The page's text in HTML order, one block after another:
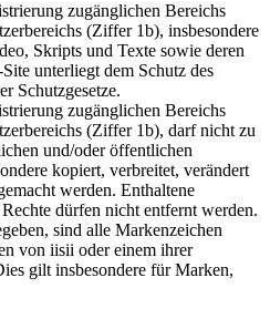
zugänglichen Bereichs
(Ziffer 1b), insbesondere
Skripts und Texte sowie deren
unterliegt dem Schutz des
Schutzgesetze.
zugänglichen Bereichs
(Ziffer 1b), darf nicht zu
und/oder öffentlichen
kopiert, verbreitet, verändert
werden. Enthaltene
dürfen nicht entfernt werden.
sind alle Markenzeichen
von iisii oder einem ihrer
gilt insbesondere für Marken,